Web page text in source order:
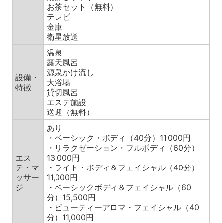
お茶セット（無料）
テレビ
金庫
衛星放送
設備・
特徴
温泉
露天風呂
源泉かけ流し
大浴場
貸切風呂
エステ施設
送迎（無料）
エス
テ・マ
ッサー
ジ
あり
・ベーシック・ボディ（40分）11,000円
・リラクゼーション・フルボディ（60分）
13,000円
・ライト・ボディ＆フェイシャル（40分）
11,000円
・ベーシックボディ＆フェイシャル（60
分）15,500円
・ビューティーアロマ・フェイシャル（40
分）11,000円